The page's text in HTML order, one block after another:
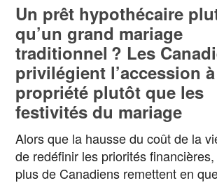
Un prêt hypothécaire
qu’un grand mariage
traditionnel ? Les
privilégient l’accession
propriété plutôt que les
festivités du mariage
Alors que la hausse du coût de la
de redéfinir les priorités
plus de Canadiens remettent en